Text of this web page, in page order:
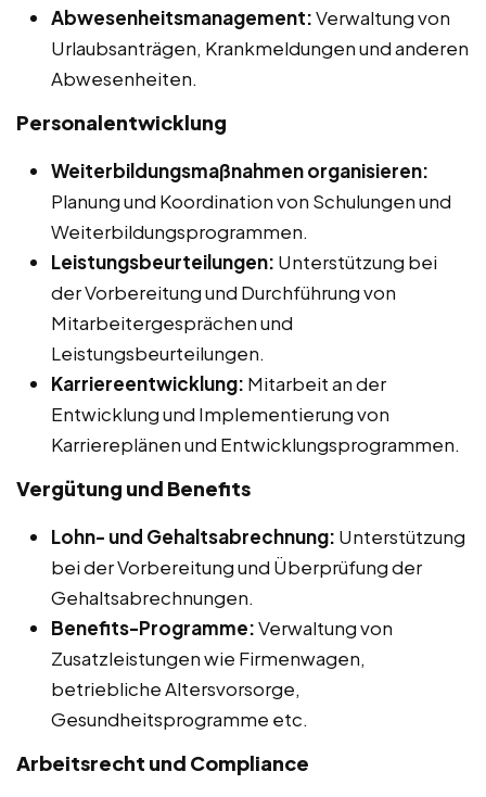
Abwesenheitsmanagement:Verwaltung von
Urlaubsanträgen, Krankmeldungen und anderen
Abwesenheiten.
Personalentwicklung
Weiterbildungsmaßnahmen organisieren:
Planung und Koordination von Schulungen und
Weiterbildungsprogrammen.
Leistungsbeurteilungen: Unterstützung bei
der Vorbereitung und Durchführung von
Mitarbeitergesprächen und
Leistungsbeurteilungen.
Karriereentwicklung: Mitarbeit an der
Entwicklung und Implementierung von
Karriereplänen und Entwicklungsprogrammen.
Vergütung und Benefits
Lohn- und Gehaltsabrechnung: Unterstützung
bei der Vorbereitung und Überprüfung der
Gehaltsabrechnungen.
Benefits-Programme:Verwaltung von
Zusatzleistungen wie Firmenwagen,
betriebliche Altersvorsorge,
Gesundheitsprogramme etc.
Arbeitsrecht und Compliance